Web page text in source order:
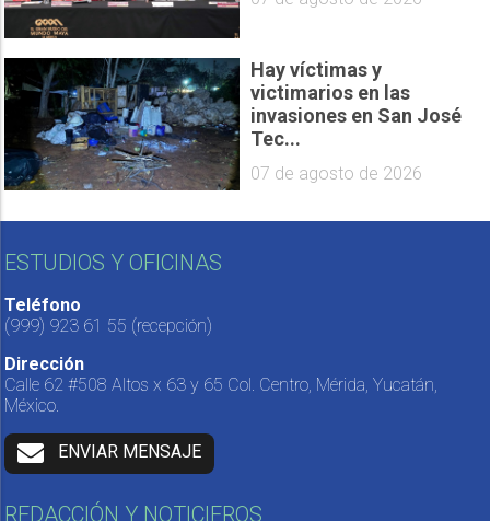
Hay víctimas y
victimarios en las
invasiones en San José
Tec...
07 de agosto de 2026
ESTUDIOS Y OFICINAS
Teléfono
(999) 923 61 55 (recepción)
Dirección
Calle 62 #508 Altos x 63 y 65 Col. Centro, Mérida, Yucatán,
México.
ENVIAR MENSAJE
REDACCIÓN Y NOTICIEROS